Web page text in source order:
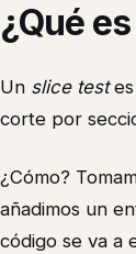
¿Qué
Un slice testes
corte por
¿Cómo?
añadimos un
código se va a